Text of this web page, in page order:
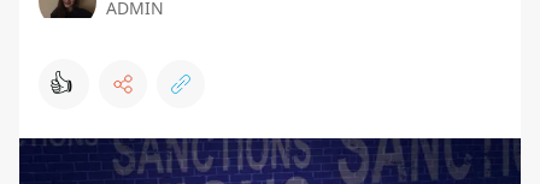
ADMIN
👍